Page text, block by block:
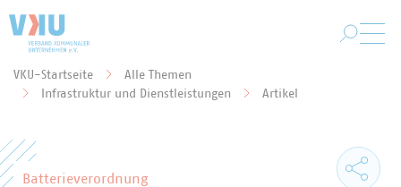
Sie befinden sich hier:
VKU-Startseite
Alle Themen
Infrastruktur und Dienstleistungen
Artikel
Batterieverordnung